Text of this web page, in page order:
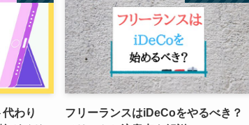
わり
フリーランスはiDeCoをやるべき？